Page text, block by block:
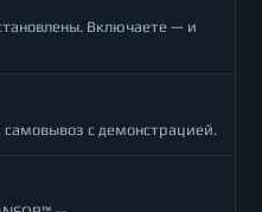
Включаете — и
с демонстрацией.